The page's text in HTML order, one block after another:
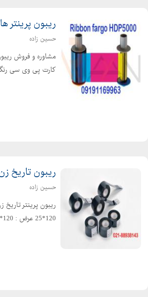
ریبون پرینتر
حسین زاده
مشاوره و فروش
کارت پی وی سی
ریبون تاریخ
حسین زاده
ریبون پرینتر
120*25 عرض : 120*30 عرض : 120*40